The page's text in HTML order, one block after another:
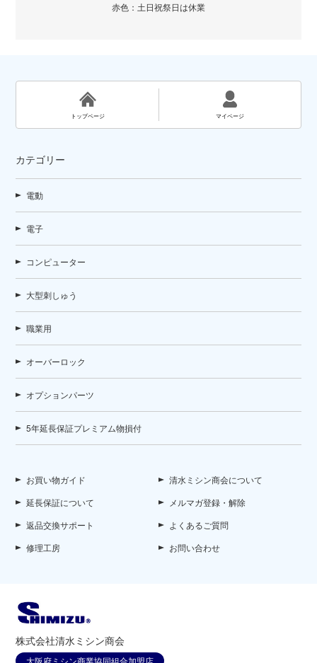
赤色：土日祝祭日は休業
トップページ マイページ
カテゴリー
電動
電子
コンピューター
大型刺しゅう
職業用
オーバーロック
オプションパーツ
5年延長保証プレミアム物損付
お買い物ガイド
延長保証について
返品交換サポート
修理工房
清水ミシン商会について
メルマガ登録・解除
よくあるご質問
お問い合わせ
株式会社清水ミシン商会
大阪府ミシン商業協同組合加盟店